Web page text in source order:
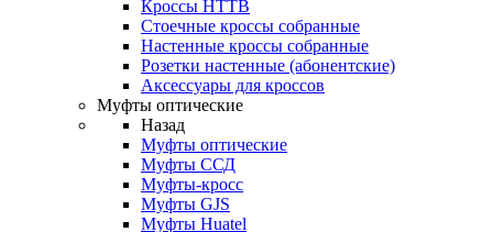
Кроссы HTTB
Стоечные кроссы собранные
Настенные кроссы собранные
Розетки настенные (абонентские)
Аксессуары для кроссов
Муфты оптические
Назад
Муфты оптические
Муфты ССД
Муфты-кросс
Муфты GJS
Муфты Huatel